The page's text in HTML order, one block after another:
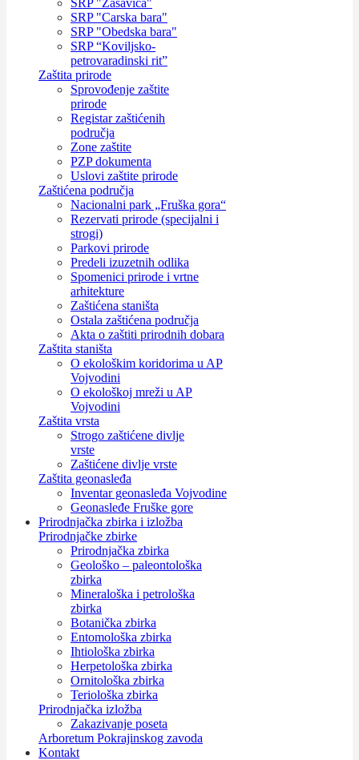
SRP "Zasavica"
SRP "Carska bara"
SRP "Obedska bara"
SRP “Koviljsko-
petrovaradinski rit”
Zaštita prirode
Sprovođenje zaštite
prirode
Registar zaštićenih
područja
Zone zaštite
PZP dokumenta
Uslovi zaštite prirode
Zaštićena područja
Nacionalni park „Fruška gora“
Rezervati prirode (specijalni i
strogi)
Parkovi prirode
Predeli izuzetnih odlika
Spomenici prirode i vrtne
arhitekture
Zaštićena staništa
Ostala zaštićena područja
Akta o zaštiti prirodnih dobara
Zaštita staništa
O ekološkim koridorima u AP
Vojvodini
O ekološkoj mreži u AP
Vojvodini
Zaštita vrsta
Strogo zaštićene divlje
vrste
Zaštićene divlje vrste
Zaštita geonasleđa
Inventar geonasleđa Vojvodine
Geonasleđe Fruške gore
Prirodnjačka zbirka i izložba
Prirodnjačke zbirke
Prirodnjačka zbirka
Geološko – paleontološka
zbirka
Mineraloška i petrološka
zbirka
Botanička zbirka
Entomološka zbirka
Ihtiološka zbirka
Herpetološka zbirka
Ornitološka zbirka
Teriološka zbirka
Prirodnjačka izložba
Zakazivanje poseta
Arboretum Pokrajinskog zavoda
Kontakt